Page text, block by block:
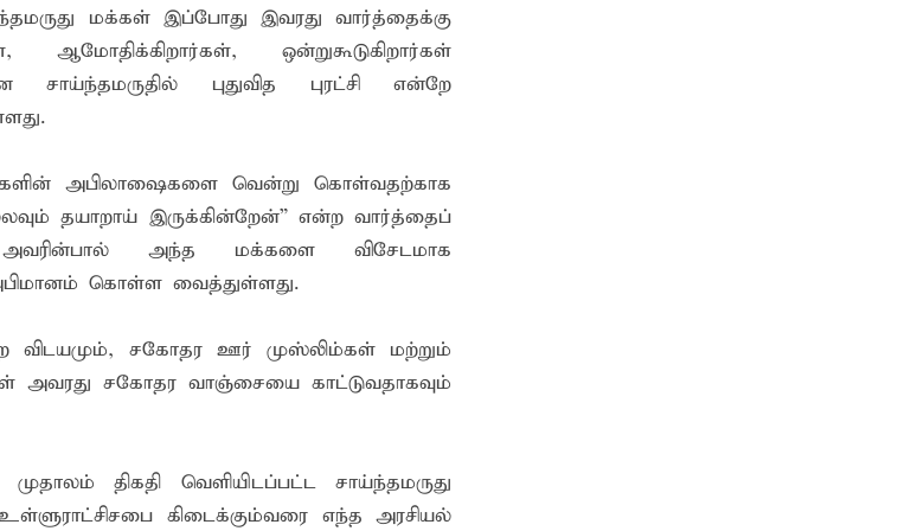
மக்கள் இப்போது இவரது வார்த்தைக்கு
ஆமோதிக்கிறார்கள், ஒன்றுகூடுகிறார்கள்
புதுவித புரட்சி என்றே
அபிலாஷைகளை வென்று கொள்வதற்காக
தயாறாய் இருக்கின்றேன்” என்ற வார்த்தைப்
அந்த மக்களை விசேடமாக
கொள்ள வைத்துள்ளது.
விடயமும், சகோதர ஊர் முஸ்லிம்கள் மற்றும்
அவரது சகோதர வாஞ்சையை காட்டுவதாகவும்
திகதி வெளியிடப்பட்ட சாய்ந்தமருது
கிடைக்கும்வரை எந்த அரசியல்